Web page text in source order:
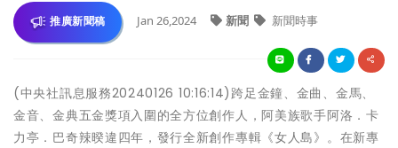
推廣新聞稿 Jan 26,2024 新聞 新聞時事
(中央社訊息服務20240126 10:16:14)跨足金鐘、金曲、金馬、
金音、金典五金獎項入圍的全方位創作人，阿美族歌手阿洛．卡
力亭．巴奇辣暌違四年，發行全新創作專輯《女人島》。在新專